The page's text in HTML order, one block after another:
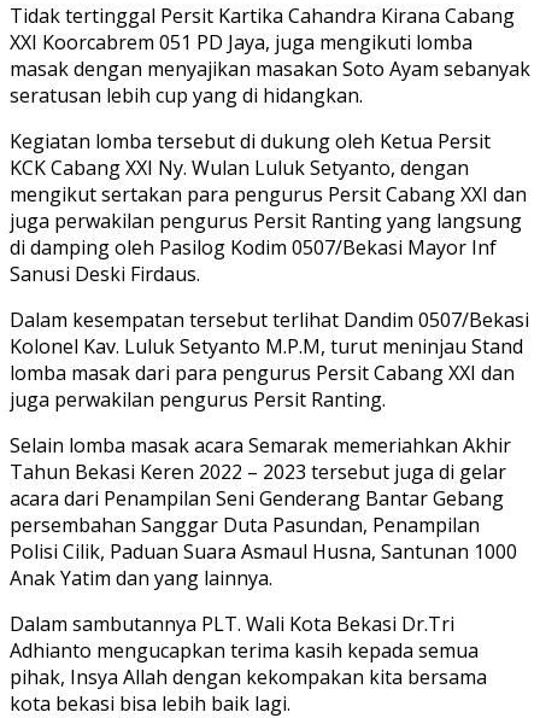
Tidak tertinggal Persit Kartika Cahandra Kirana Cabang
XXI Koorcabrem 051 PD Jaya, juga mengikuti lomba
masak dengan menyajikan masakan Soto Ayam sebanyak
seratusan lebih cup yang di hidangkan.
Kegiatan lomba tersebut di dukung oleh Ketua Persit
KCK Cabang XXI Ny. Wulan Luluk Setyanto, dengan
mengikut sertakan para pengurus Persit Cabang XXI dan
juga perwakilan pengurus Persit Ranting yang langsung
di damping oleh Pasilog Kodim 0507/Bekasi Mayor Inf
Sanusi Deski Firdaus.
Dalam kesempatan tersebut terlihat Dandim 0507/Bekasi
Kolonel Kav. Luluk Setyanto M.P.M, turut meninjau Stand
lomba masak dari para pengurus Persit Cabang XXI dan
juga perwakilan pengurus Persit Ranting.
Selain lomba masak acara Semarak memeriahkan Akhir
Tahun Bekasi Keren 2022 – 2023 tersebut juga di gelar
acara dari Penampilan Seni Genderang Bantar Gebang
persembahan Sanggar Duta Pasundan, Penampilan
Polisi Cilik, Paduan Suara Asmaul Husna, Santunan 1000
Anak Yatim dan yang lainnya.
Dalam sambutannya PLT. Wali Kota Bekasi Dr.Tri
Adhianto mengucapkan terima kasih kepada semua
pihak, Insya Allah dengan kekompakan kita bersama
kota bekasi bisa lebih baik lagi.